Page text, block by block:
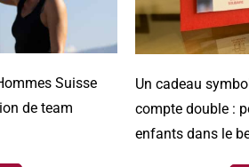
Suisse
de team
Un cadeau
compte double:
enfants dans le